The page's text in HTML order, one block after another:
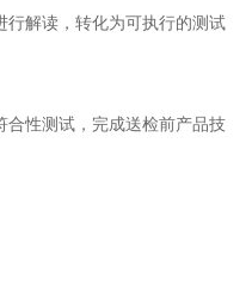
行解读，转化为可执行的测试
合性测试，完成送检前产品技